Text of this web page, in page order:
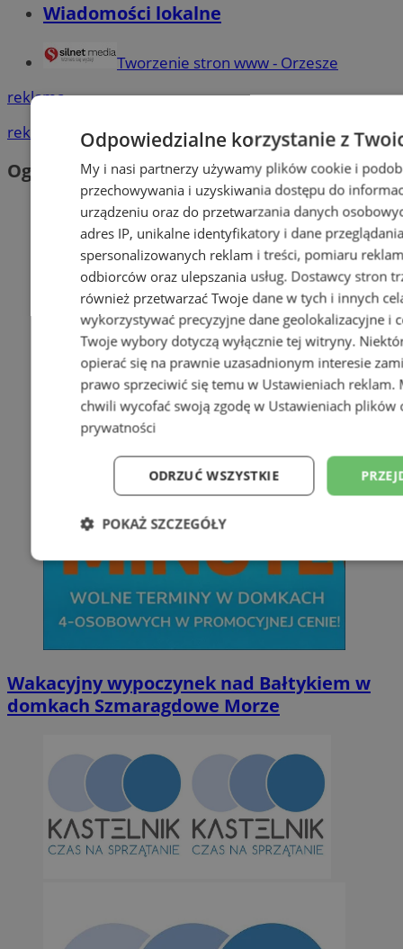
Wiadomości lokalne
Tworzenie stron www - Orzesze
reklama
reklama
Ogłoszenia
Wakacyjny wypoczynek nad Bałtykiem w
domkach Szmaragdowe Morze
Odpowiedzialne korzystanie z
My i nasi partnerzy używamy plików cookie i
przechowywania i uzyskiwania dostępu do
urządzeniu oraz do przetwarzania danych
adres IP, unikalne identyfikatory i dane
spersonalizowanych reklam i treści, pomiaru
odbiorców oraz ulepszania usług. Dostawcy stron
również przetwarzać Twoje dane w tych i innych
wykorzystywać precyzyjne dane geolokalizacyjne i
Twoje wybory dotyczą wyłącznie tej witryny.
opierać się na prawnie uzasadnionym interesie
prawo sprzeciwić się temu w Ustawieniach reklam.
chwili wycofać swoją zgodę w Ustawieniach plików
prywatności
ODRZUĆ WSZYSTKIE
POKAŻ SZCZEGÓŁY
Niezbędne Wydajność
Niesklasyfikowane
Niezbędne Wydajność Targetowanie
Niezbędne pliki cookie umożliwiają korzystanie z podstawowych
takich jak logowanie użytkownika i zarządzanie kontem. Bez
można prawidłowo korzystać ze strony internetowej.
Nazwa
Provider/
orzesze.com.pl